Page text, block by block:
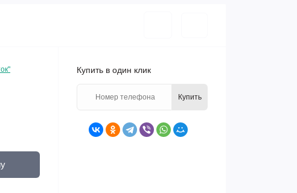
Купить в один клик
Купить